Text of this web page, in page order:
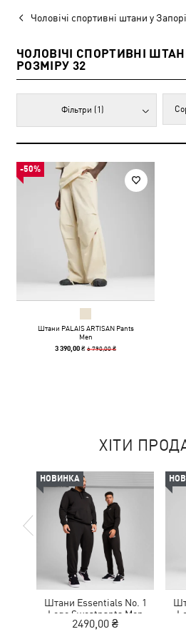
Чоловічі спортивні штани у
ЧОЛОВІЧІ СПОРТИВНІ
РОЗМІРУ 32
Фільтри (1)
-50%
Штани PALAIS ARTISAN Pants
Men
3 390,00 ₴6 790,00 ₴
ХІТИ
НОВИНКА
Штани Essentials No. 1
Logo Sweatpants Men
2490,00 ₴